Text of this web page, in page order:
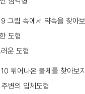
그림 속에서 약속을 찾아
도형
운 도형
튀어나온 물체를 찾아보
주변의 입체도형